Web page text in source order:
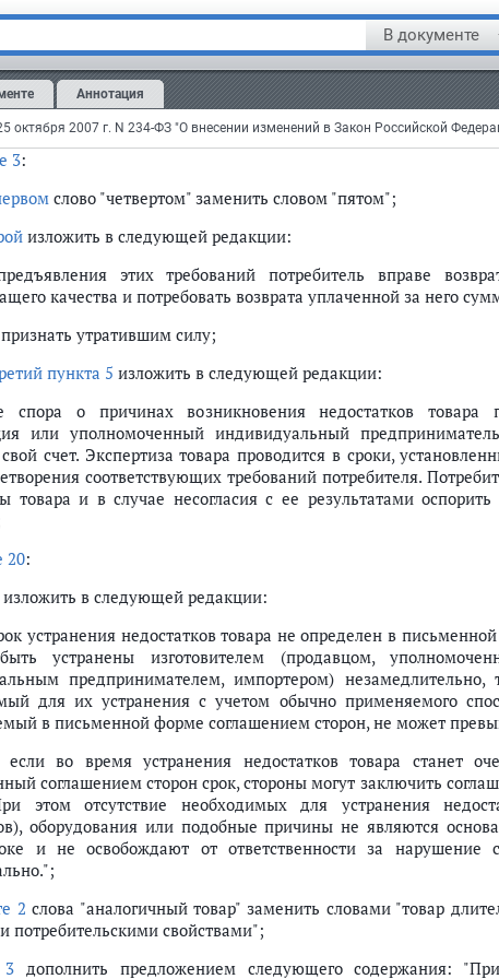
В документе
Аннотация
установленных настоящим Законом сроков устранения
использования товара в течение каждого года
неоднократного устранения его различных недостатков.
сложных товаров утверждается Правительством
3:
слово "четвертом" заменить словом "пятом";
изложить в следующей редакции:
этих требований потребитель вправе
качества и потребовать возврата уплаченной за него
признать утратившим силу;
пункта 5 изложить в следующей редакции:
спора о причинах возникновения недостатков товара
или уполномоченный индивидуальный
счет. Экспертиза товара проводится в сроки,
соответствующих требований потребителя.
товара и в случае несогласия с ее результатами
20:
изложить в следующей редакции:
устранения недостатков товара не определен в
устранены изготовителем (продавцом,
предпринимателем, импортером)
для их устранения с учетом обычно применяемого
в письменной форме соглашением сторон, не может
если во время устранения недостатков товара станет
соглашением сторон срок, стороны могут заключить
этом отсутствие необходимых для устранения
оборудования или подобные причины не являются
и не освобождают от ответственности за нарушение
2 слова "аналогичный товар" заменить словами "товар
потребительскими свойствами";
3дополнить предложением следующего содержания: